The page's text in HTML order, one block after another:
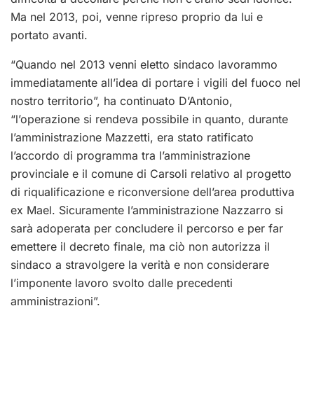
Ma nel 2013, poi, venne ripreso proprio da lui e
portato avanti.
“Quando nel 2013 venni eletto sindaco lavorammo
immediatamente all’idea di portare i vigili del fuoco nel
nostro territorio”, ha continuato D’Antonio,
“l’operazione si rendeva possibile in quanto, durante
l’amministrazione Mazzetti, era stato ratificato
l’accordo di programma tra l’amministrazione
provinciale e il comune di Carsoli relativo al progetto
di riqualificazione e riconversione dell’area produttiva
ex Mael. Sicuramente l’amministrazione Nazzarro si
sarà adoperata per concludere il percorso e per far
emettere il decreto finale, ma ciò non autorizza il
sindaco a stravolgere la verità e non considerare
l’imponente lavoro svolto dalle precedenti
amministrazioni”.